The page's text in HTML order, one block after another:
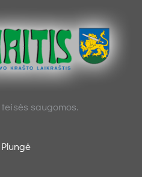
teisės saugomos.